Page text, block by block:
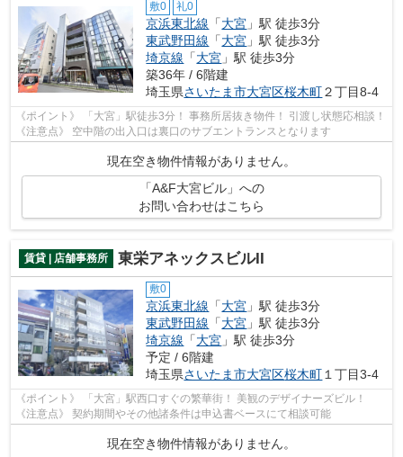
敷0 礼0
京浜東北線 「大宮 」駅 徒歩3分
東武野田線 「大宮 」駅 徒歩3分
埼京線 「大宮 」駅 徒歩3分
築36年 / 6階建
埼玉県さいたま市大宮区桜木町２丁目8-4
《ポイント》 「大宮」駅徒歩3分！ 事務所居抜き物件！ 引渡し状態応相談！
《注意点》 空中階の出入口は裏口のサブエントランスとなります
現在空き物件情報がありません。
「A&F大宮ビル」への
お問い合わせはこちら
賃貸 | 店舗事務所 東栄アネックスビルII
敷0
京浜東北線 「大宮 」駅 徒歩3分
東武野田線 「大宮 」駅 徒歩3分
埼京線 「大宮 」駅 徒歩3分
予定 / 6階建
埼玉県さいたま市大宮区桜木町１丁目3-4
《ポイント》 「大宮」駅西口すぐの繁華街！ 美観のデザイナーズビル！
《注意点》 契約期間やその他諸条件は申込書ベースにて相談可能
現在空き物件情報がありません。